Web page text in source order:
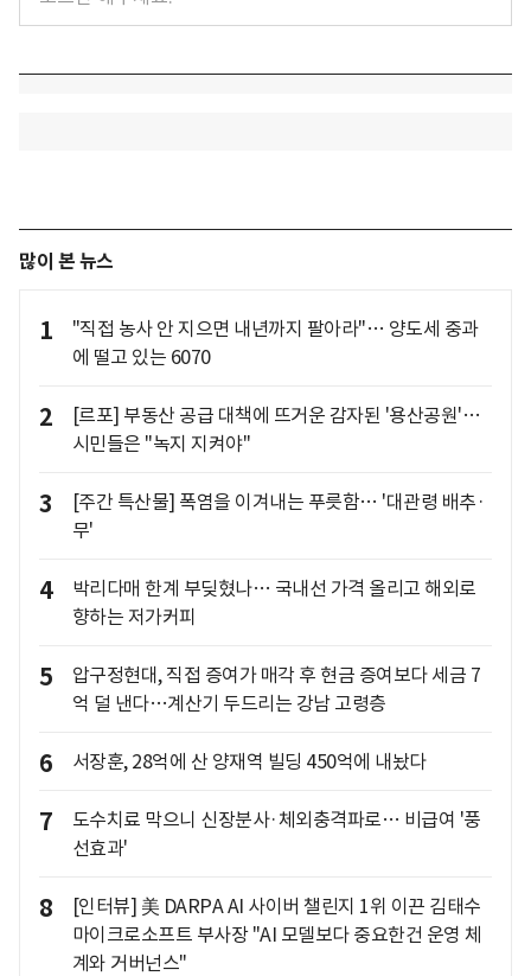
많이 본 뉴스
1
"직접 농사 안 지으면 내년까지 팔아라"… 양도세 중과
에 떨고 있는 6070
2
[르포] 부동산 공급 대책에 뜨거운 감자된 '용산공원'…
시민들은 "녹지 지켜야"
3
[주간 특산물] 폭염을 이겨내는 푸릇함… '대관령 배추·
무'
4
박리다매 한계 부딪혔나… 국내선 가격 올리고 해외로
향하는 저가커피
5
압구정현대, 직접 증여가 매각 후 현금 증여보다 세금 7
억 덜 낸다…계산기 두드리는 강남 고령층
6 서장훈, 28억에 산 양재역 빌딩 450억에 내놨다
7
도수치료 막으니 신장분사·체외충격파로… 비급여 '풍
선효과'
8
[인터뷰] 美 DARPA AI 사이버 챌린지 1위 이끈 김태수
마이크로소프트 부사장 "AI 모델보다 중요한건 운영 체
계와 거버넌스"